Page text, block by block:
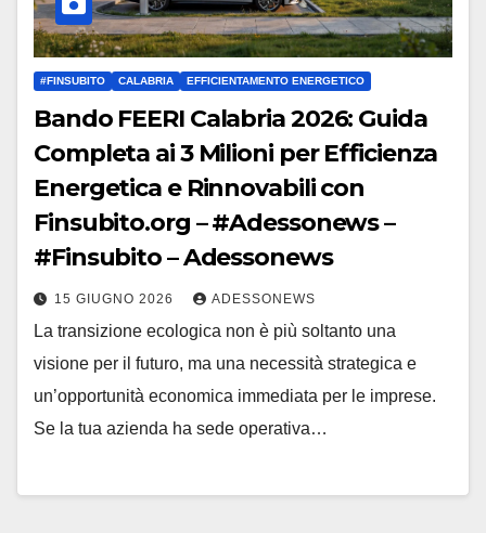
#FINSUBITO CALABRIA EFFICIENTAMENTO ENERGETICO
Bando FEERI Calabria 2026: Guida
Completa ai 3 Milioni per Efficienza
Energetica e Rinnovabili con
Finsubito.org – #Adessonews –
#Finsubito – Adessonews
15 GIUGNO 2026 ADESSONEWS
La transizione ecologica non è più soltanto una
visione per il futuro, ma una necessità strategica e
un’opportunità economica immediata per le imprese.
Se la tua azienda ha sede operativa…